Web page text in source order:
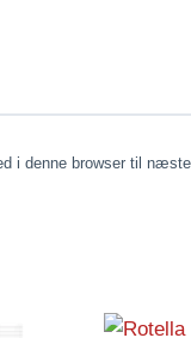
i denne browser til